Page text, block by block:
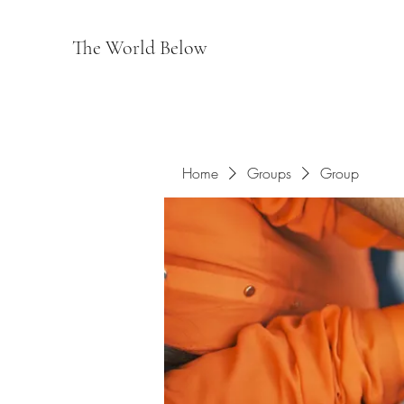
The World Below
Home Groups Group